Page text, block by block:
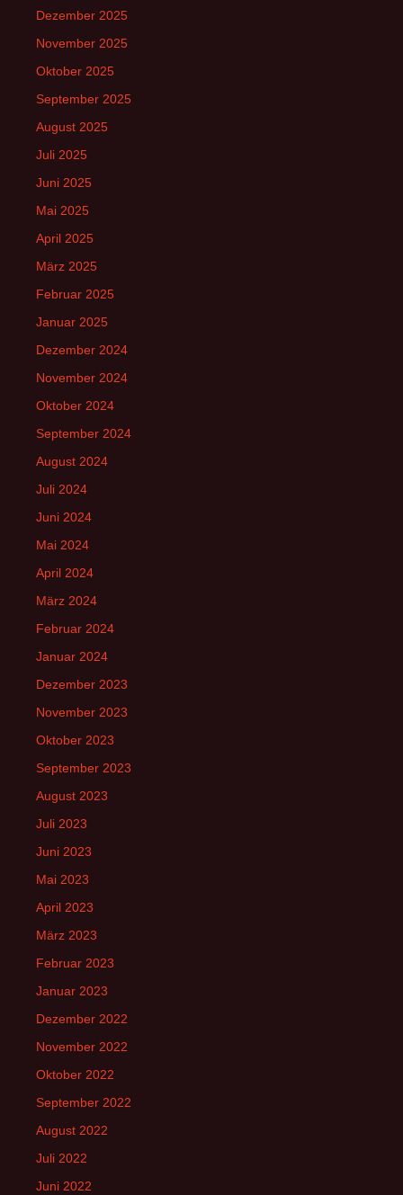
Dezember 2025
November 2025
Oktober 2025
September 2025
August 2025
Juli 2025
Juni 2025
Mai 2025
April 2025
März 2025
Februar 2025
Januar 2025
Dezember 2024
November 2024
Oktober 2024
September 2024
August 2024
Juli 2024
Juni 2024
Mai 2024
April 2024
März 2024
Februar 2024
Januar 2024
Dezember 2023
November 2023
Oktober 2023
September 2023
August 2023
Juli 2023
Juni 2023
Mai 2023
April 2023
März 2023
Februar 2023
Januar 2023
Dezember 2022
November 2022
Oktober 2022
September 2022
August 2022
Juli 2022
Juni 2022